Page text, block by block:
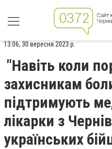
13:06, 30 вересня 2023 р.
"Навіть коли
захисникам
підтримують
лікарки з
українських